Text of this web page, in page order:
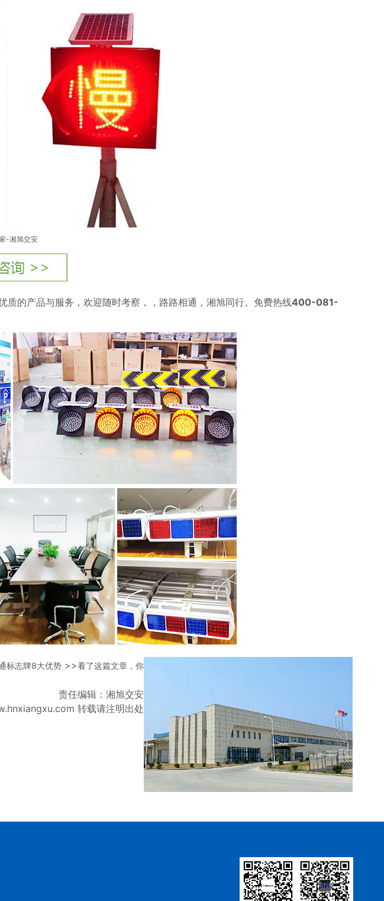
-湘旭交安
的产品与服务，欢迎随时考察，，路路相通，湘旭同行。免费热线400-081-
标志牌8大优势 >>看了这篇文章，你
责任编辑：湘旭交安
转载请注明出处